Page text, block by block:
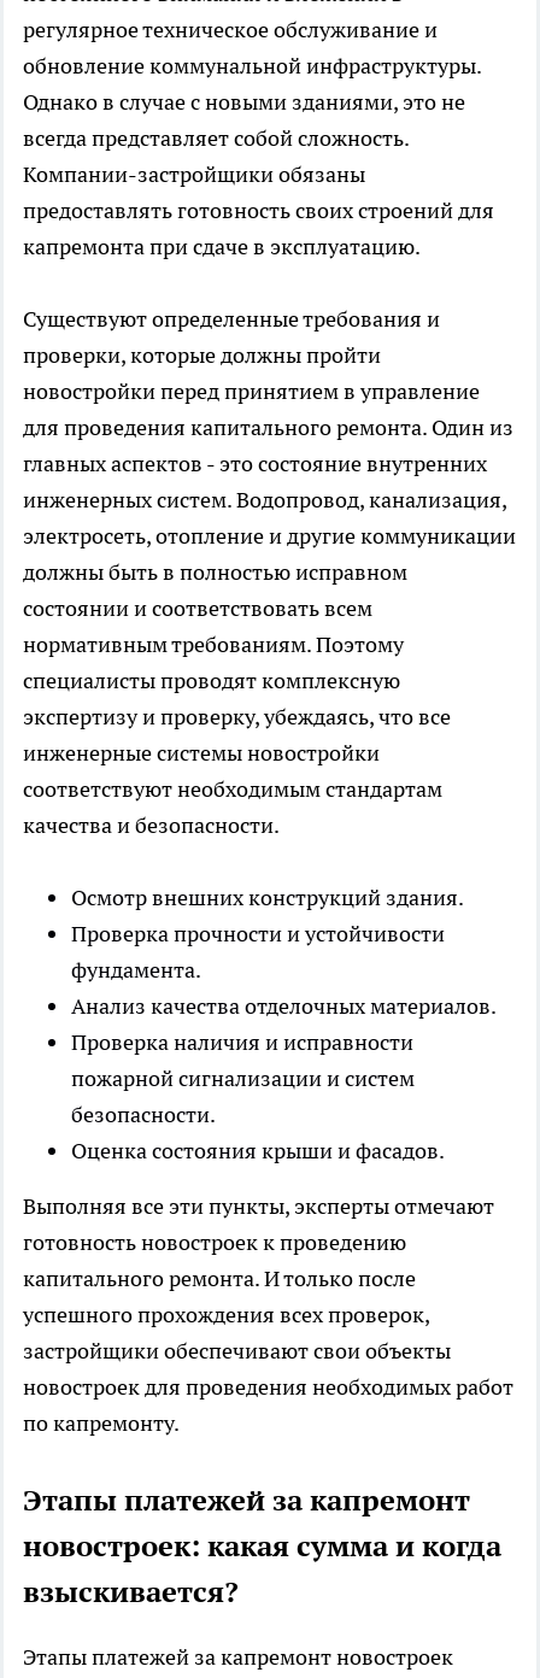
регулярное техническое обслуживание и
обновление коммунальной инфраструктуры.
Однако в случае с новыми зданиями, это не
всегда представляет собой сложность.
Компании-застройщики обязаны
предоставлять готовность своих строений для
капремонта при сдаче в эксплуатацию.
Существуют определенные требования и
проверки, которые должны пройти
новостройки перед принятием в управление
для проведения капитального ремонта. Один из
главных аспектов - это состояние внутренних
инженерных систем. Водопровод, канализация,
электросеть, отопление и другие коммуникации
должны быть в полностью исправном
состоянии и соответствовать всем
нормативным требованиям. Поэтому
специалисты проводят комплексную
экспертизу и проверку, убеждаясь, что все
инженерные системы новостройки
соответствуют необходимым стандартам
качества и безопасности.
Осмотр внешних конструкций здания.
Проверка прочности и устойчивости
фундамента.
Анализ качества отделочных материалов.
Проверка наличия и исправности
пожарной сигнализации и систем
безопасности.
Оценка состояния крыши и фасадов.
Выполняя все эти пункты, эксперты отмечают
готовность новостроек к проведению
капитального ремонта. И только после
успешного прохождения всех проверок,
застройщики обеспечивают свои объекты
новостроек для проведения необходимых работ
покапремонту.
Этапы платежей за капремонт
новостроек: какая сумма и когда
взыскивается?
Этапы платежей за капремонт новостроек